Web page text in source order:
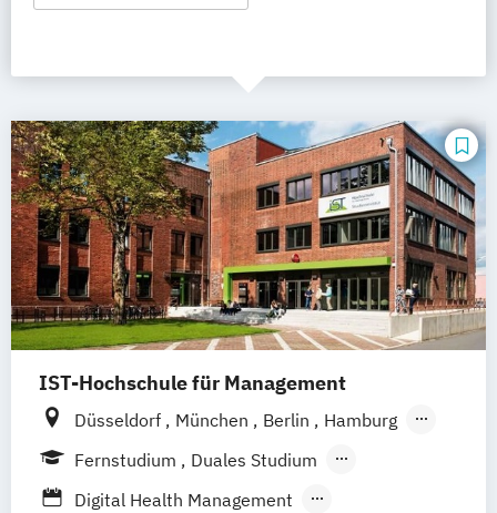
IST-Hochschule für Management
Düsseldorf München Berlin
Hamburg
Weil am Rhein
Frankfurt am Main
Fernstudium
Duales Studium
Fernlehrgang
Vollzeit
Digital Health Management